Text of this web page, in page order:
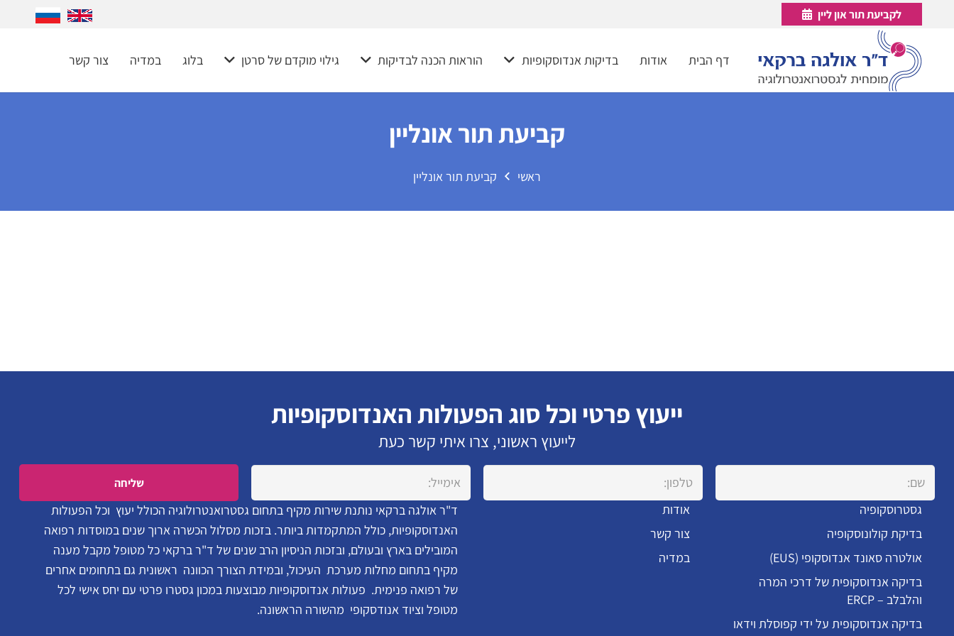
לקביעת תור און ליין
דף הבית אודות בדיקות אנדוסקופיות הוראות הכנה לבדיקות גילוי מוקדם של סרטן בלוג במדיה צור קשר
קביעת תור אונליין
ראשי קביעת תור אונליין
ייעוץ פרטי וכל סוג הפעולות האנדוסקופיות
לייעוץ ראשוני, צרו איתי קשר כעת
Please leave this field empty.
גסטרוסקופיה
בדיקת קולונוסקופיה
אולטרה סאונד אנדוסקופי (EUS)
בדיקה אנדוסקופית של דרכי המרה
והלבלב – ERCP
בדיקה אנדוסקופית על ידי קפוסלת וידאו
אודות
צור קשר
במדיה
ד"ר אולגה ברקאי נותנת שירות מקיף בתחום גסטרואנטרולוגיה הכולל יעוץ וכל הפעולות
האנדוסקופיות, כולל המתקמדות ביותר. בזכות מסלול הכשרה ארוך שנים במוסדות רפואה
המובילים בארץ ובעולם, ובזכות הניסיון הרב שנים של ד"ר ברקאי כל מטופל מקבל מענה
מקיף בתחום מחלות מערכת העיכול, ובמידת הצורך הכוונה ראשונית גם בתחומים אחרים
של רפואה פנימית. פעולות אנדוסקופיות מבוצעות במכון גסטרו פרטי עם יחס אישי לכל
מטופל וציוד אנודסקופי מהשורה הראשונה.